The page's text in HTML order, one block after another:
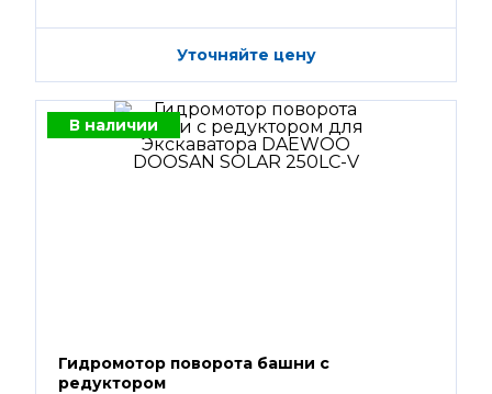
Уточняйте цену
В наличии
Гидромотор поворота башни с
редуктором